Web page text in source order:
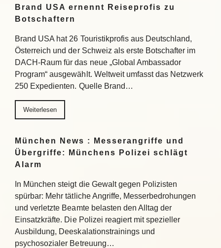
Brand USA ernennt Reiseprofis zu
Botschaftern
Brand USA hat 26 Touristikprofis aus Deutschland,
Österreich und der Schweiz als erste Botschafter im
DACH-Raum für das neue „Global Ambassador
Program“ ausgewählt. Weltweit umfasst das Netzwerk
250 Expedienten. Quelle Brand…
Weiterlesen
München News : Messerangriffe und
Übergriffe: Münchens Polizei schlägt
Alarm
In München steigt die Gewalt gegen Polizisten
spürbar: Mehr tätliche Angriffe, Messerbedrohungen
und verletzte Beamte belasten den Alltag der
Einsatzkräfte. Die Polizei reagiert mit spezieller
Ausbildung, Deeskalationstrainings und
psychosozialer Betreuung…